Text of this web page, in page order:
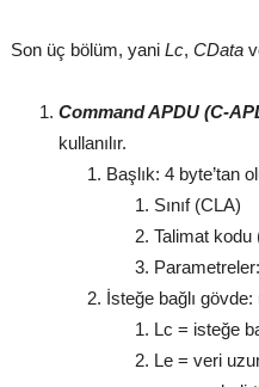
Son üç bölüm, yani Lc, CData
Command APDU (C-
kullanılır.
Başlık: 4 byte’tan
Sınıf (CLA)
Talimat kodu
İsteğe bağlı
Lc = isteğe
Le = veri